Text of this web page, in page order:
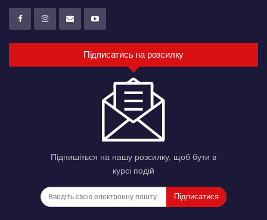
Підписатись на розсилку
Підпишіться на нашу розсилку, щоб бути в
курсі подій
Підписатися